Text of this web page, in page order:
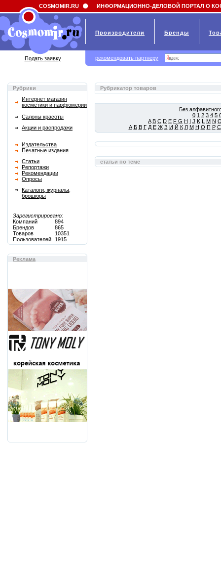
Field 'news_title' doesn't have a default value
Рубрики
Интернет магазин
косметики и парфюмерии
Салоны красоты
Акции и распродажи
Издательства
Печатные издания
Статьи
Репортажи
Рекомендации
Опросы
Каталоги, журналы,
брошюры
Зарегистрировано:
Компаний
894
Брендов
865
Товаров
10351
Пользователей
1915
Реклама
Рубрикатор товаров
Без
0 1 2 3 4 5
A B C D E F G H I J K L M N
А Б В Г Д Е Ж З И Й К Л М Н О П Р С
статьи по теме
COSMOMIR.RU ИНФОРМАЦИОННО-ДЕЛОВОЙ ПОРТАЛ О
Производители Бренды
Подать заявку рекомендовать партнеру